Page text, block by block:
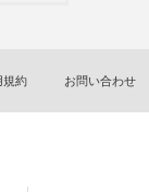
規約 お問い合わせ